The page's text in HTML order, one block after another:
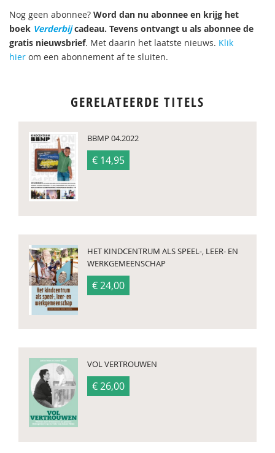
Nog geen abonnee? Word dan nu abonnee en krijg het
boek Verderbijcadeau. Tevens ontvangt u als abonnee de
gratis nieuwsbrief. Met daarin het laatste nieuws. Klik
hier om een abonnement af te sluiten.
GERELATEERDE TITELS
BBMP 04.2022
€ 14,95
HET KINDCENTRUM ALS SPEEL-, LEER- EN
WERKGEMEENSCHAP
€ 24,00
VOL VERTROUWEN
€ 26,00